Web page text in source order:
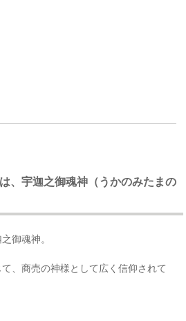
、宇迦之御魂神（うかのみたまの
御魂神。
、商売の神様として広く信仰されて